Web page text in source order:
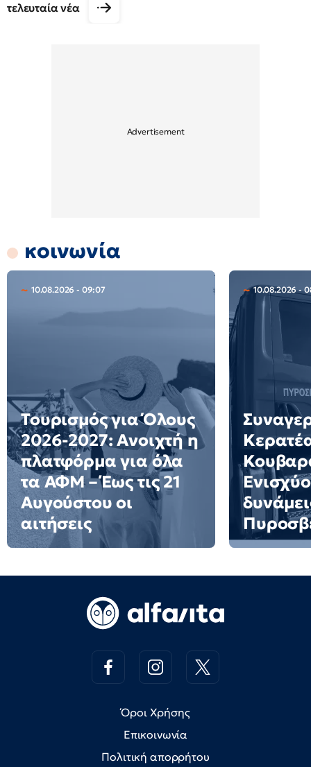
τελευταία νέα
κοινωνία
10.08.2026 - 09:07
Τουρισμός για Όλους
2026-2027: Ανοιχτή η
πλατφόρμα για όλα
τα ΑΦΜ – Έως τις 21
Αυγούστου οι
αιτήσεις
10.08.2026 -
Όροι Χρήσης
Επικοινωνία
Πολιτική απορρήτου